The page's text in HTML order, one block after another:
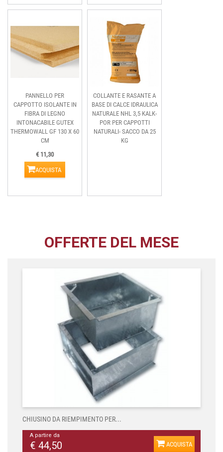
PANNELLO PER
CAPPOTTO ISOLANTE IN
FIBRA DI LEGNO
INTONACABILE GUTEX
THERMOWALL GF 130 X 60
CM
€ 11,30
ACQUISTA
COLLANTE E RASANTE A
BASE DI CALCE IDRAULICA
NATURALE NHL 3,5 KALK-
POR PER CAPPOTTI
NATURALI- SACCO DA 25
KG
OFFERTE DEL MESE
CHIUSINO DA RIEMPIMENTO PER...
A partire da
€ 44,50 ACQUISTA